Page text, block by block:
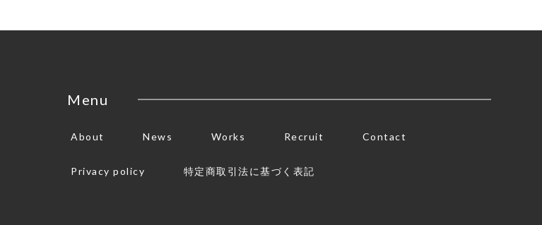
Menu
About News Works Recruit Contact
Privacy policy 特定商取引法に基づく表記